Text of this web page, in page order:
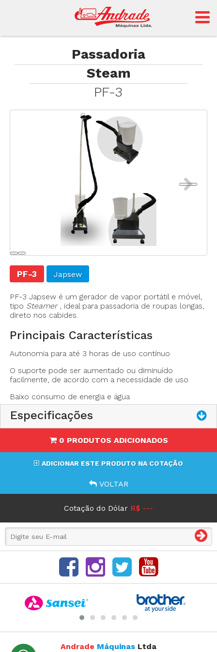
Andrade
Sansei
Passadoria
Steam
PF-3
PF-3 Japsew
PF-3 Japsew é um gerador de vapor portátil e móvel,
tipo Steamer, ideal para passadoria de roupas longas,
direto nos cabides.
Principais Características
Autonomia para até 3 horas de uso contínuo
O suporte pode ser aumentado ou diminuído
facilmente, de acordo com a necessidade de uso
Baixo consumo de energia e água
Especificações
Temperatura máxima: 98°C
Frequência: 50/60Hz
Voltagem: 220V – 240V
0 PRODUTOS ADICIONADOS
ADICIONAR ESTE PRODUTO NA COTAÇÃO
VOLTAR
Cotação do Dólar R$ ---
Andrade Máquinas Ltda